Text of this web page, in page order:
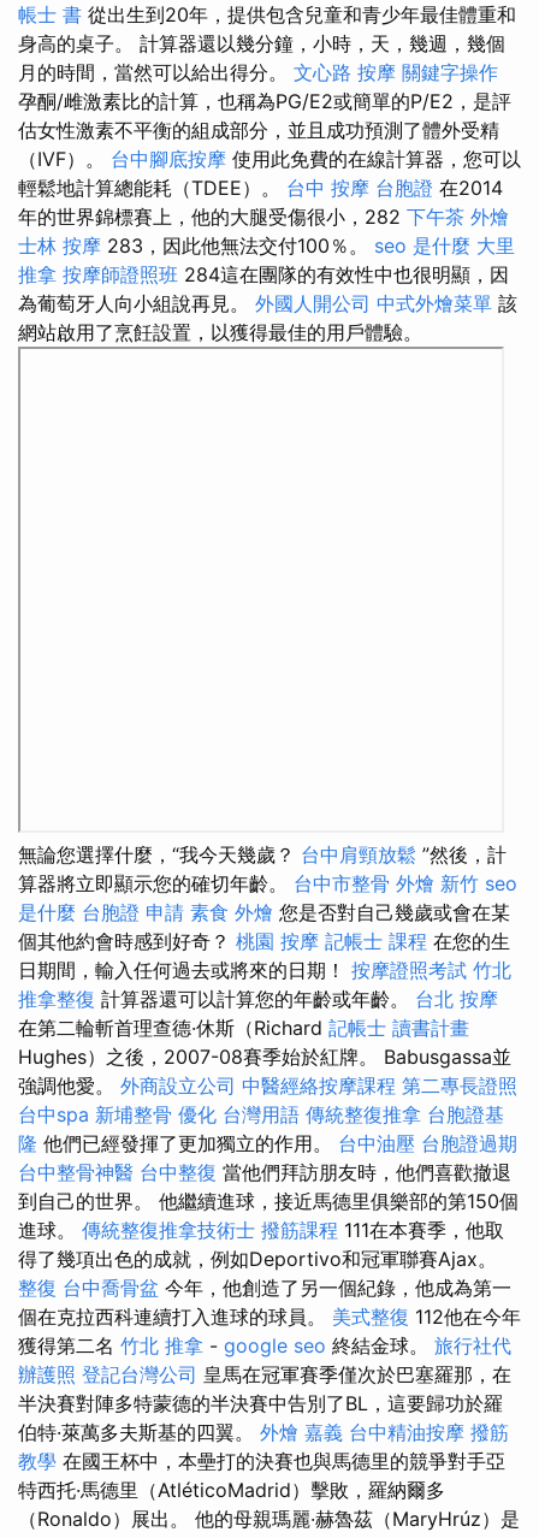
帳士 書 從出生到20年，提供包含兒童和青少年最佳體重和
身高的桌子。 計算器還以幾分鐘，小時，天，幾週，幾個
月的時間，當然可以給出得分。 文心路 按摩 關鍵字操作
孕酮/雌激素比的計算，也稱為PG/E2或簡單的P/E2，是評
估女性激素不平衡的組成部分，並且成功預測了體外受精
（IVF）。 台中腳底按摩 使用此免費的在線計算器，您可以
輕鬆地計算總能耗（TDEE）。 台中 按摩 台胞證 在2014
年的世界錦標賽上，他的大腿受傷很小，282 下午茶 外燴
士林 按摩 283，因此他無法交付100％。 seo 是什麼 大里
推拿 按摩師證照班 284這在團隊的有效性中也很明顯，因
為葡萄牙人向小組說再見。 外國人開公司 中式外燴菜單 該
網站啟用了烹飪設置，以獲得最佳的用戶體驗。
無論您選擇什麼，“我今天幾歲？ 台中肩頸放鬆 ”然後，計
算器將立即顯示您的確切年齡。 台中市整骨 外燴 新竹 seo
是什麼 台胞證 申請 素食 外燴 您是否對自己幾歲或會在某
個其他約會時感到好奇？ 桃園 按摩 記帳士 課程 在您的生
日期間，輸入任何過去或將來的日期！ 按摩證照考試 竹北
推拿整復 計算器還可以計算您的年齡或年齡。 台北 按摩
在第二輪斬首理查德·休斯（Richard 記帳士 讀書計畫
Hughes）之後，2007-08賽季始於紅牌。 Babusgassa並
強調他愛。 外商設立公司 中醫經絡按摩課程 第二專長證照
台中spa 新埔整骨 優化 台灣用語 傳統整復推拿 台胞證基
隆 他們已經發揮了更加獨立的作用。 台中油壓 台胞證過期
台中整骨神醫 台中整復 當他們拜訪朋友時，他們喜歡撤退
到自己的世界。 他繼續進球，接近馬德里俱樂部的第150個
進球。 傳統整復推拿技術士 撥筋課程 111在本賽季，他取
得了幾項出色的成就，例如Deportivo和冠軍聯賽Ajax。
整復 台中喬骨盆 今年，他創造了另一個紀錄，他成為第一
個在克拉西科連續打入進球的球員。 美式整復 112他在今年
獲得第二名 竹北 推拿 - google seo 終結金球。 旅行社代
辦護照 登記台灣公司 皇馬在冠軍賽季僅次於巴塞羅那，在
半決賽對陣多特蒙德的半決賽中告別了BL，這要歸功於羅
伯特·萊萬多夫斯基的四翼。 外燴 嘉義 台中精油按摩 撥筋
教學 在國王杯中，本壘打的決賽也與馬德里的競爭對手亞
特西托·馬德里（AtléticoMadrid）擊敗，羅納爾多
（Ronaldo）展出。 他的母親瑪麗·赫魯茲（MaryHrúz）是